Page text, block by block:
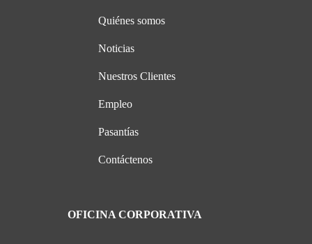
Quiénes somos
Noticias
Nuestros Clientes
Empleo
Pasantías
Contáctenos
OFICINA CORPORATIVA